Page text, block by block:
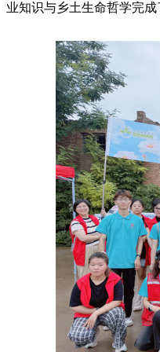
业知识与乡土生命哲学完